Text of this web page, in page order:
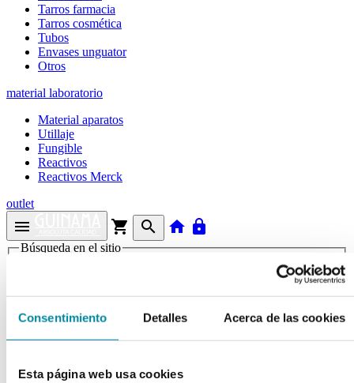
Consentimiento Detalles Acerca de las cookies
Esta página web usa cookies
Tarros farmacia
Tarros cosmética
Tubos
Envases unguator
Otros
material laboratorio
Material aparatos
Utillaje
Fungible
Reactivos
Reactivos Merck
outlet
menu shopping_cart search home lock
Búsqueda en el sitio
Inicio >>
Ficha de producto